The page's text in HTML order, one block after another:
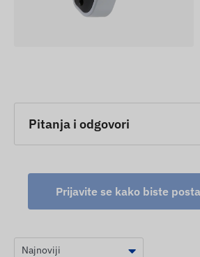
Pitanja i odgovori
Prijavite se kako biste